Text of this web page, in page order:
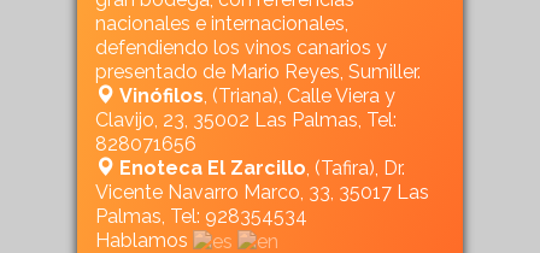
nacionales e internacionales,
defendiendo los vinos canarios y
presentado de Mario Reyes, Sumiller.
Vinófilos , (Triana), Calle Viera y
Clavijo, 23, 35002 Las Palmas, Tel:
828071656
Enoteca El Zarcillo , (Tafira), Dr.
Vicente Navarro Marco, 33, 35017 Las
Palmas, Tel: 928354534
Hablamos